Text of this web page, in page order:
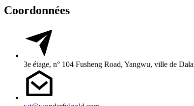
Coordonnées
3e étage, n° 104 Fusheng Road, Yangwu, ville de